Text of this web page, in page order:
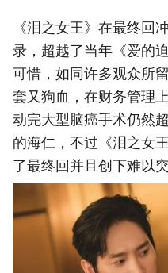
《泪之女王》在最终回
录，超越了当年《爱的
可惜，如同许多观众所
套又狗血，在财务管理
动完大型脑癌手术仍然
的海仁，不过《泪之女
了最终回并且创下难以